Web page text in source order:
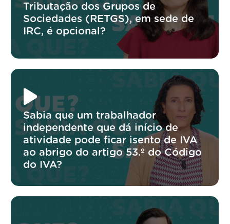
Tributação dos Grupos de
Sociedades (RETGS), em sede de
IRC, é opcional?
Sabia que um trabalhador
independente que dá início de
atividade pode ficar isento de IVA
ao abrigo do artigo 53.º do Código
do IVA?